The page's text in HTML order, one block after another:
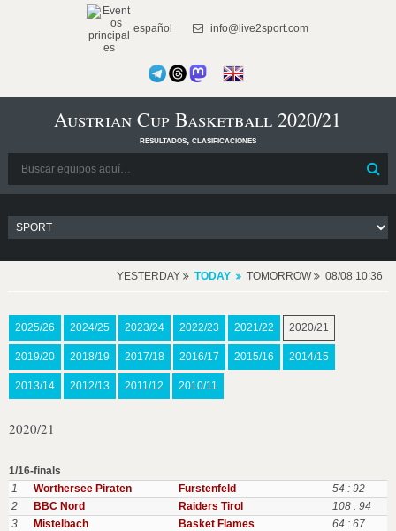
español info@live2sport.com
Austrian Cup Basketball 2020/21
resultados, clasificaciones
YESTERDAY TODAY TOMORROW 08/08 10:36
2025/26 2024/25 2023/24 2022/23 2021/22 2020/21
2019/20 2018/19 2017/18 2016/17 2015/16 2014/15
2013/14 2012/13 2011/12 2010/11
2020/21
1/16-finals
1
Worthersee Piraten Furstenfeld
54 : 92
2
BBC Nord Raiders Tirol
108 : 94
3
Mistelbach Basket Flames
64 : 67